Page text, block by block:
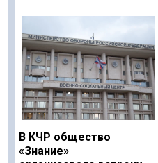
В КЧР общество
«Знание»